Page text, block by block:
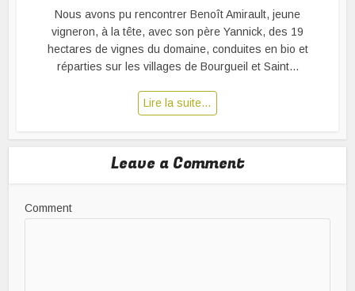
Nous avons pu rencontrer Benoît Amirault, jeune
vigneron, à la tête, avec son père Yannick, des 19
hectares de vignes du domaine, conduites en bio et
réparties sur les villages de Bourgueil et Saint...
Lire la suite…
Leave a Comment
Comment